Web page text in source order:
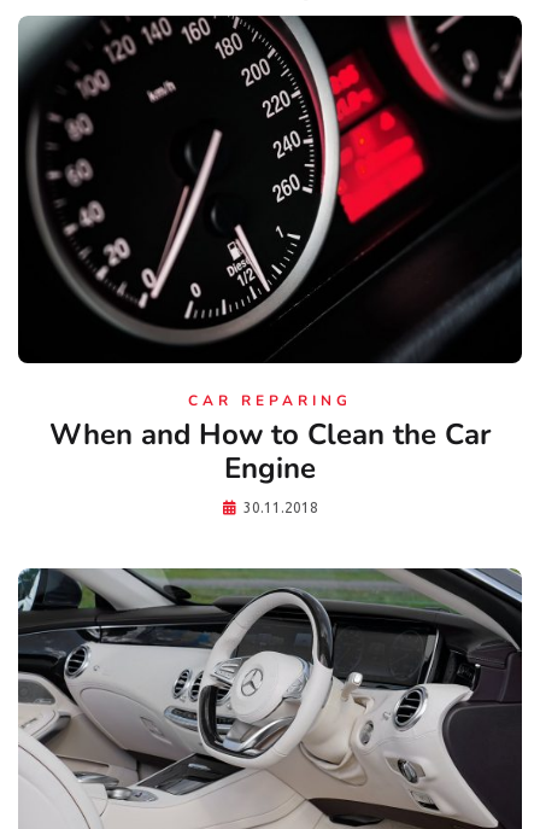
CAR REPARING
When and How to Clean the Car
Engine
30.11.2018